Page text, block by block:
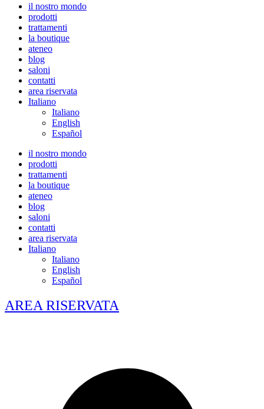
il nostro mondo
prodotti
trattamenti
la boutique
ateneo
blog
saloni
contatti
area riservata
Italiano
Italiano
English
Español
il nostro mondo
prodotti
trattamenti
la boutique
ateneo
blog
saloni
contatti
area riservata
Italiano
Italiano
English
Español
AREA RISERVATA